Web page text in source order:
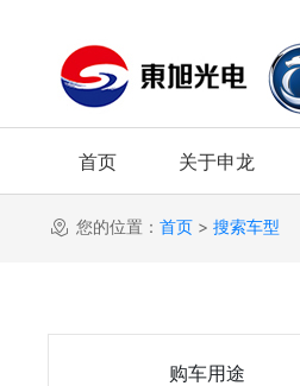
首页 关于申龙
您的位置： 首页 > 搜索车型
购车用途